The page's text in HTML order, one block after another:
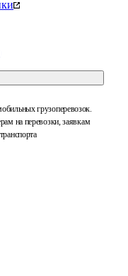
грузоперевозок.
на перевозки, заявкам